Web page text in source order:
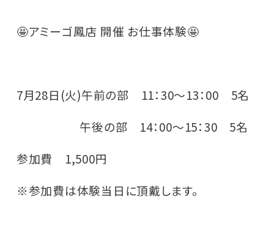
🤩アミーゴ鳳店 開催 お仕事体験🤩
7月28日(火)午前の部 11：30～13：00 5名
午後の部 14：00～15：30 5名
参加費 1,500円
※参加費は体験当日に頂戴します。